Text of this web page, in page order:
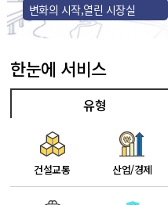
변화의 시작,열린 시장실
한눈에 서비스
유형
건설교통 산업/경제